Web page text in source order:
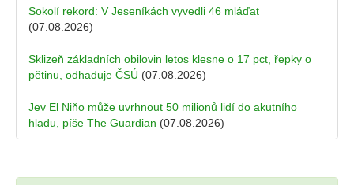
Sokolí rekord: V Jeseníkách vyvedli 46 mláďat
(07.08.2026)
Sklizeň základních obilovin letos klesne o 17 pct, řepky o
pětinu, odhaduje ČSÚ (07.08.2026)
Jev El Niňo může uvrhnout 50 milionů lidí do akutního
hladu, píše The Guardian (07.08.2026)